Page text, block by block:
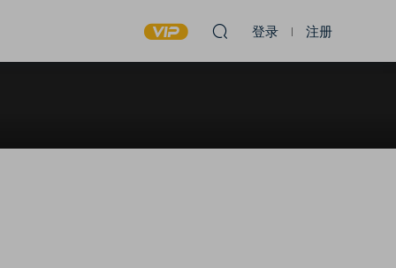
登录 注册